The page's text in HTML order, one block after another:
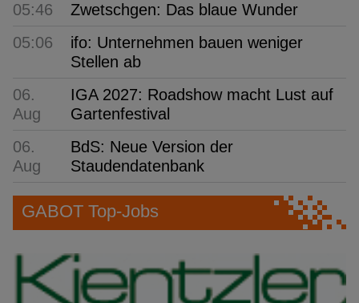
05:46
Zwetschgen: Das blaue Wunder
05:06
ifo: Unternehmen bauen weniger
Stellen ab
06.
Aug
IGA 2027: Roadshow macht Lust auf
Gartenfestival
06.
Aug
BdS: Neue Version der
Staudendatenbank
GABOT Top-Jobs